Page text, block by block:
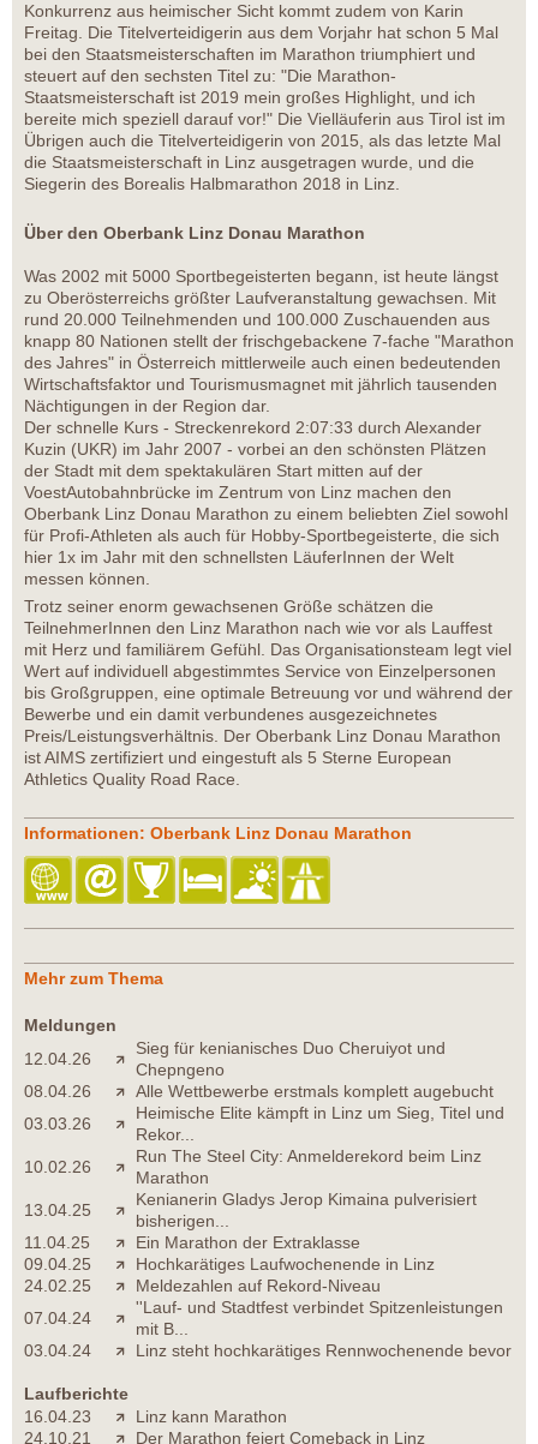
Konkurrenz aus heimischer Sicht kommt zudem von Karin
Freitag. Die Titelverteidigerin aus dem Vorjahr hat schon 5 Mal
bei den Staatsmeisterschaften im Marathon triumphiert und
steuert auf den sechsten Titel zu: "Die Marathon-
Staatsmeisterschaft ist 2019 mein großes Highlight, und ich
bereite mich speziell darauf vor!" Die Vielläuferin aus Tirol ist im
Übrigen auch die Titelverteidigerin von 2015, als das letzte Mal
die Staatsmeisterschaft in Linz ausgetragen wurde, und die
Siegerin des Borealis Halbmarathon 2018 in Linz.
Über den Oberbank Linz Donau Marathon
Was 2002 mit 5000 Sportbegeisterten begann, ist heute längst
zu Oberösterreichs größter Laufveranstaltung gewachsen. Mit
rund 20.000 Teilnehmenden und 100.000 Zuschauenden aus
knapp 80 Nationen stellt der frischgebackene 7-fache "Marathon
des Jahres" in Österreich mittlerweile auch einen bedeutenden
Wirtschaftsfaktor und Tourismusmagnet mit jährlich tausenden
Nächtigungen in der Region dar.
Der schnelle Kurs - Streckenrekord 2:07:33 durch Alexander
Kuzin (UKR) im Jahr 2007 - vorbei an den schönsten Plätzen
der Stadt mit dem spektakulären Start mitten auf der
VoestAutobahnbrücke im Zentrum von Linz machen den
Oberbank Linz Donau Marathon zu einem beliebten Ziel sowohl
für Profi-Athleten als auch für Hobby-Sportbegeisterte, die sich
hier 1x im Jahr mit den schnellsten LäuferInnen der Welt
messen können.
Trotz seiner enorm gewachsenen Größe schätzen die
TeilnehmerInnen den Linz Marathon nach wie vor als Lauffest
mit Herz und familiärem Gefühl. Das Organisationsteam legt viel
Wert auf individuell abgestimmtes Service von Einzelpersonen
bis Großgruppen, eine optimale Betreuung vor und während der
Bewerbe und ein damit verbundenes ausgezeichnetes
Preis/Leistungsverhältnis. Der Oberbank Linz Donau Marathon
ist AIMS zertifiziert und eingestuft als 5 Sterne European
Athletics Quality Road Race.
Informationen: Oberbank Linz Donau Marathon
Mehr zum Thema
Meldungen
12.04.26
Sieg für kenianisches Duo Cheruiyot und
Chepngeno
08.04.26
Alle Wettbewerbe erstmals komplett augebucht
03.03.26
Heimische Elite kämpft in Linz um Sieg, Titel und
Rekor...
10.02.26
Run The Steel City: Anmelderekord beim Linz
Marathon
13.04.25
Kenianerin Gladys Jerop Kimaina pulverisiert
bisherigen...
11.04.25
Ein Marathon der Extraklasse
09.04.25
Hochkarätiges Laufwochenende in Linz
24.02.25
Meldezahlen auf Rekord-Niveau
07.04.24
''Lauf- und Stadtfest verbindet Spitzenleistungen
mit B...
03.04.24
Linz steht hochkarätiges Rennwochenende bevor
Laufberichte
16.04.23
Linz kann Marathon
24.10.21
Der Marathon feiert Comeback in Linz